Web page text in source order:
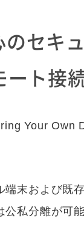
のセキ
ート接
Your Own
末および既
私分離が可